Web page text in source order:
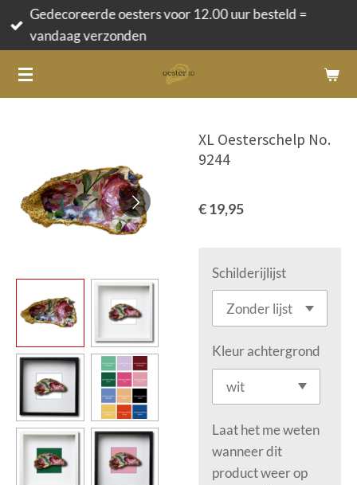
Ga
direct
de
Gedecoreerde oesters voor 12.00 uur besteld =
vandaag verzonden
XL Oesterschelp No.
9244
€ 19,95
Schilderijlijst
Kleur achtergrond
Laat het me weten
wanneer dit
product weer op